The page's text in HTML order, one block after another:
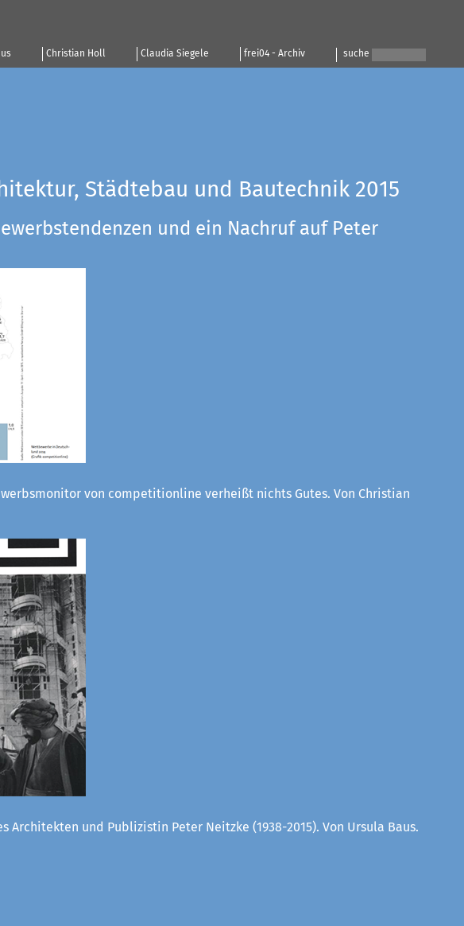
Christian Holl Claudia Siegele frei04 - Archiv suche
Städtebau und Bautechnik 2015
und ein Nachruf auf Peter
von competitionline verheißt nichts Gutes. Von Christian
Architekten und Publizistin Peter Neitzke (1938-2015). Von Ursula Baus.